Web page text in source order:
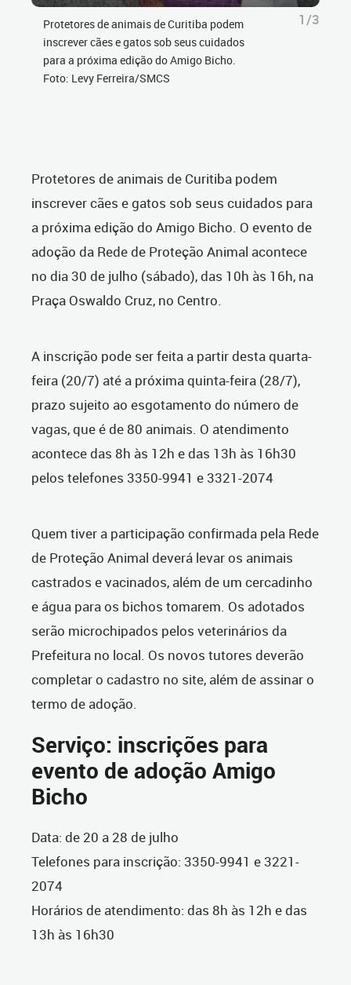
Protetores de animais de Curitiba podem
inscrever cães e gatos sob seus cuidados
para a próxima edição do Amigo Bicho.
Foto: Levy Ferreira/SMCS
1/3
Protetores de animais de Curitiba podem
inscrever cães e gatos sob seus cuidados para
a próxima edição do Amigo Bicho. O evento de
adoção da Rede de Proteção Animal acontece
no dia 30 de julho (sábado), das 10h às 16h, na
Praça Oswaldo Cruz, no Centro.
A inscrição pode ser feita a partir desta quarta-
feira (20/7) até a próxima quinta-feira (28/7),
prazo sujeito ao esgotamento do número de
vagas, que é de 80 animais. O atendimento
acontece das 8h às 12h e das 13h às 16h30
pelos telefones 3350-9941 e 3321-2074
Quem tiver a participação confirmada pela Rede
de Proteção Animal deverá levar os animais
castrados e vacinados, além de um cercadinho
e água para os bichos tomarem. Os adotados
serão microchipados pelos veterinários da
Prefeitura no local. Os novos tutores deverão
completar o cadastro no site, além de assinar o
termo de adoção.
Serviço: inscrições para
evento de adoção Amigo
Bicho
Data: de 20 a 28 de julho
Telefones para inscrição: 3350-9941 e 3221-
2074
Horários de atendimento: das 8h às 12h e das
13h às 16h30